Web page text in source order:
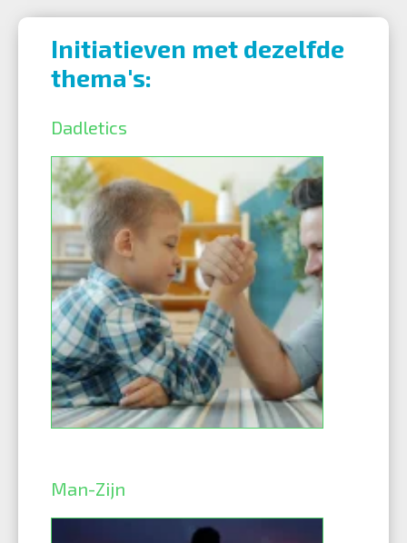
Initiatieven met dezelfde
thema's:
Dadletics
Man-Zijn